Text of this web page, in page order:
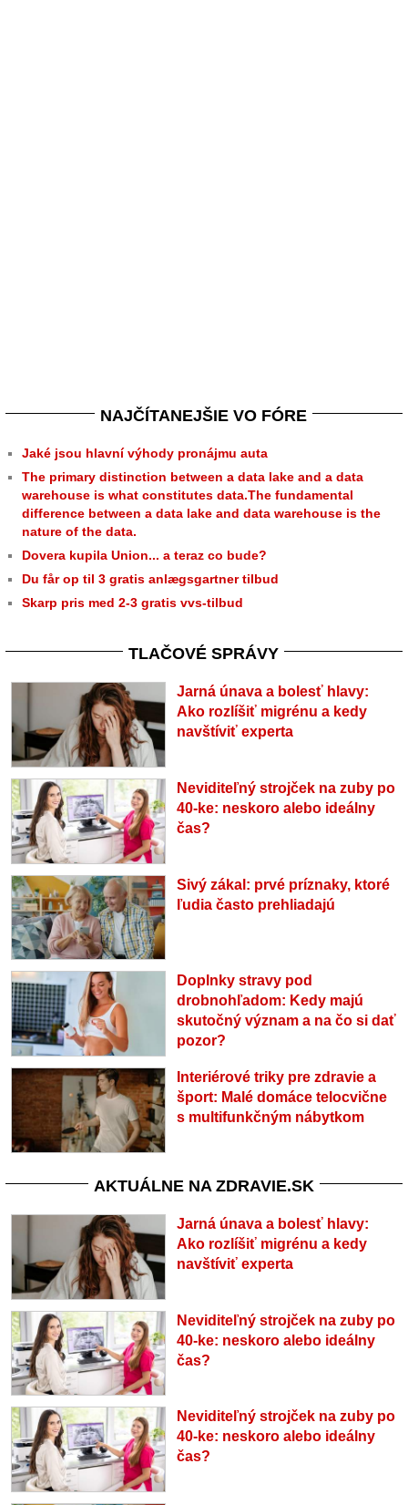
NAJČÍTANEJŠIE VO FÓRE
Jaké jsou hlavní výhody pronájmu auta
The primary distinction between a data lake and a data
warehouse is what constitutes data.The fundamental
difference between a data lake and data warehouse is the
nature of the data.
Dovera kupila Union... a teraz co bude?
Du får op til 3 gratis anlægsgartner tilbud
Skarp pris med 2-3 gratis vvs-tilbud
TLAČOVÉ SPRÁVY
Jarná únava a bolesť hlavy:
Ako rozlíšiť migrénu a kedy
navštíviť experta
Neviditeľný strojček na zuby po
40-ke: neskoro alebo ideálny
čas?
Sivý zákal: prvé príznaky, ktoré
ľudia často prehliadajú
Doplnky stravy pod
drobnohľadom: Kedy majú
skutočný význam a na čo si dať
pozor?
Interiérové triky pre zdravie a
šport: Malé domáce telocvične
s multifunkčným nábytkom
AKTUÁLNE NA ZDRAVIE.SK
Jarná únava a bolesť hlavy:
Ako rozlíšiť migrénu a kedy
navštíviť experta
Neviditeľný strojček na zuby po
40-ke: neskoro alebo ideálny
čas?
Neviditeľný strojček na zuby po
40-ke: neskoro alebo ideálny
čas?